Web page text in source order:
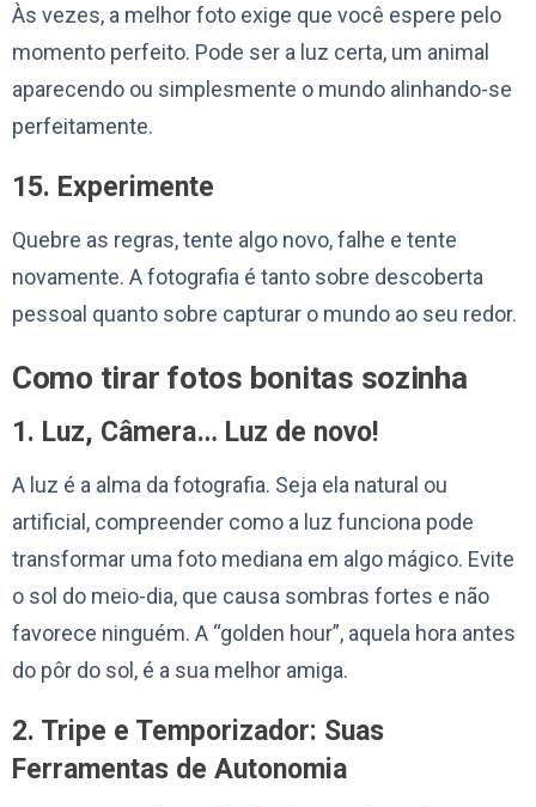
Às vezes, a melhor foto exige que você espere pelo
momento perfeito. Pode ser a luz certa, um animal
aparecendo ou simplesmente o mundo alinhando-se
perfeitamente.
15. Experimente
Quebre as regras, tente algo novo, falhe e tente
novamente. A fotografia é tanto sobre descoberta
pessoal quanto sobre capturar o mundo ao seu redor.
Como tirar fotos bonitas sozinha
1. Luz, Câmera… Luz de novo!
A luz é a alma da fotografia. Seja ela natural ou
artificial, compreender como a luz funciona pode
transformar uma foto mediana em algo mágico. Evite
o sol do meio-dia, que causa sombras fortes e não
favorece ninguém. A “golden hour”, aquela hora antes
do pôr do sol, é a sua melhor amiga.
2. Tripe e Temporizador: Suas
Ferramentas de Autonomia